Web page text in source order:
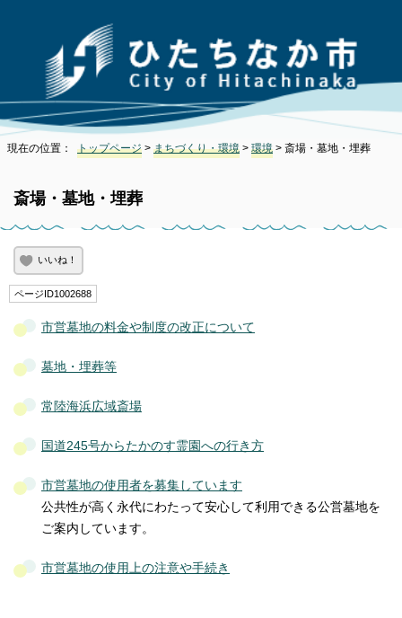
現在の位置： トップページ > まちづくり・環境 > 環境 > 斎場・墓地・埋葬
斎場・墓地・埋葬
いいね！
ページID1002688
市営墓地の料金や制度の改正について
墓地・埋葬等
常陸海浜広域斎場
国道245号からたかのす霊園への行き方
市営墓地の使用者を募集しています
公共性が高く永代にわたって安心して利用できる公営墓地を
ご案内しています。
市営墓地の使用上の注意や手続き